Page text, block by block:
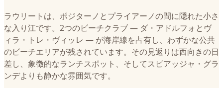
ラウリートは、ポジターノとプライアーノの間に隠れた小さ
な入り江です。2つのビーチクラブ — ダ・アドルフォとヴ
ィラ・トレ・ヴィッレ — が海岸線を占有し、わずかな公共
のビーチエリアが残されています。その見返りは西向きの日
差し、象徴的なランチスポット、そしてスピアッジャ・グラ
ンデよりも静かな雰囲気です。